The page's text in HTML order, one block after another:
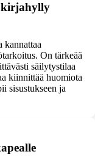
kirjahylly
kannattaa
On tärkeää
säilytystilaa
kiinnittää huomiota
sisustukseen ja